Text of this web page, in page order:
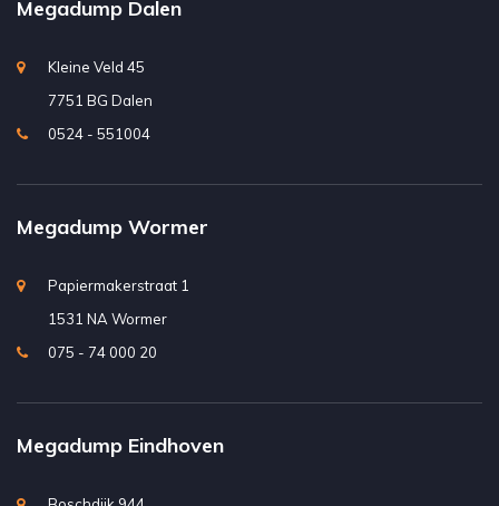
Megadump Dalen
Kleine Veld 45
7751 BG Dalen
0524 - 551004
Megadump Wormer
Papiermakerstraat 1
1531 NA Wormer
075 - 74 000 20
Megadump Eindhoven